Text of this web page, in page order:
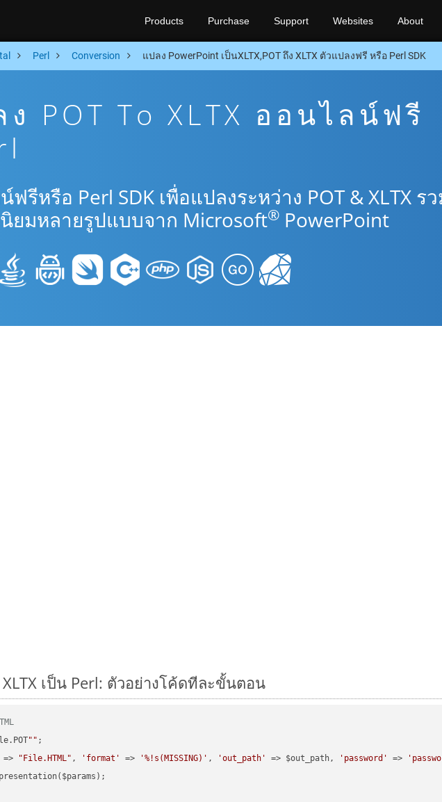
Products Purchase Support Websites About
Perl Conversion แปลง PowerPoint เป็นXLTX,POT ถึง XLTX ตัวแปลงฟรี หรือ Perl SDK
POT To XLTX ออนไลน์ฟรี
รีหรือ Perl SDK เพื่อแปลงระหว่าง POT & XLTX ร
ยมหลายรูปแบบจาก Microsoft® PowerPoint
เป็น Perl: ตัวอย่างโค้ดทีละขั้นตอน
""
=> "File.HTML" , 'format' => '%!s(MISSING)' , 'out_path' => $out_path, 'password' =>